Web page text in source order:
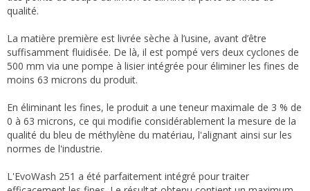
qualité.
La matière première est livrée sèche à l’usine, avant d’être
suffisamment fluidisée. De là, il est pompé vers deux cyclones de
500 mm via une pompe à lisier intégrée pour éliminer les fines de
moins 63 microns du produit.
En éliminant les fines, le produit a une teneur maximale de 3 % de
0 à 63 microns, ce qui modifie considérablement la mesure de la
qualité du bleu de méthylène du matériau, l'alignant ainsi sur les
normes de l'industrie.
L'EvoWash 251 a été parfaitement intégré pour traiter